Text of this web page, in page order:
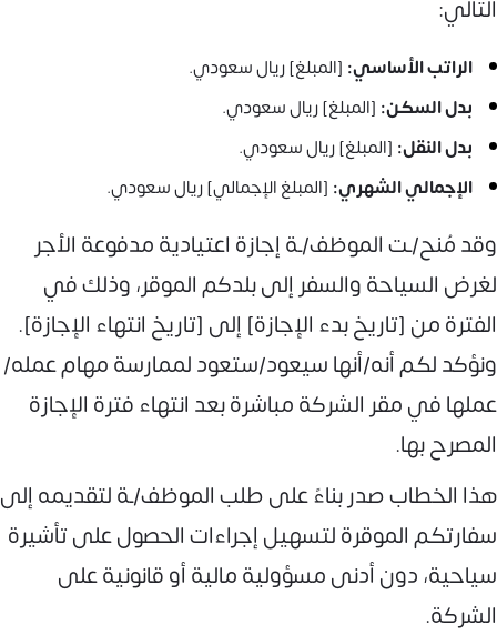
التالي:
الراتب الأساسي: [المبلغ] ريال سعودي.
بدل السكن: [المبلغ] ريال سعودي.
بدل النقل: [المبلغ] ريال سعودي.
الإجمالي الشهري: [المبلغ الإجمالي] ريال سعودي.
وقد مُنح/ـت الموظف/ـة إجازة اعتيادية مدفوعة الأجر
لغرض السياحة والسفر إلى بلدكم الموقر، وذلك في
الفترة من [تاريخ بدء الإجازة] إلى [تاريخ انتهاء الإجازة].
ونؤكد لكم أنه/أنها سيعود/ستعود لممارسة مهام عمله/
عملها في مقر الشركة مباشرة بعد انتهاء فترة الإجازة
المصرح بها.
هذا الخطاب صدر بناءً على طلب الموظف/ـة لتقديمه إلى
سفارتكم الموقرة لتسهيل إجراءات الحصول على تأشيرة
سياحية، دون أدنى مسؤولية مالية أو قانونية على
الشركة.